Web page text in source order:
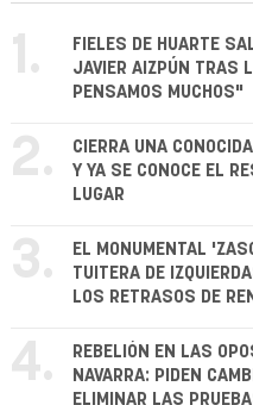
1.
FIELES DE HUARTE
JAVIER AIZPÚN TRAS
PENSAMOS MUCHOS"
2.
CIERRA UNA
Y YA SE CONOCE EL
LUGAR
3.
EL MONUMENTAL
TUITERA DE
LOS RETRASOS DE
4.
REBELIÓN EN LAS
NAVARRA: PIDEN
ELIMINAR LAS